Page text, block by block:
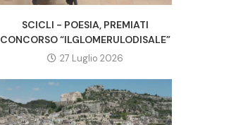
SCICLI - POESIA, PREMIATI
CONCORSO “ILGLOMERULODISALE”
27 Luglio 2026